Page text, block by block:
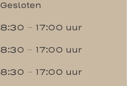
Gesloten
8:30 – 17:00 uur
8:30 – 17:00 uur
8:30 – 17:00 uur